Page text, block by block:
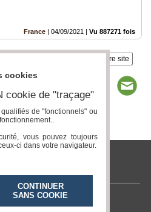
France | 04/09/2021 | Vu 887271 fois
Insérez sur votre site
cookies
cookie de "traçage"
de "fonctionnels" ou
vous pouvez toujours
ci dans votre navigateur.
CONTINUER
SANS COOKIE